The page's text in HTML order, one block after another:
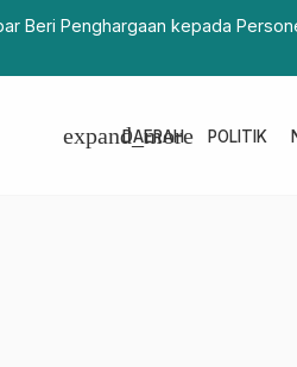
Galakan Delapan Fungsi
DAERAH
expand_more POLITIK